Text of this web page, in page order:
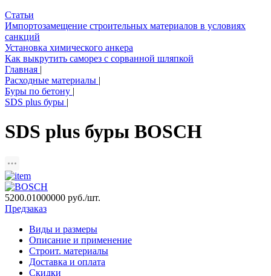
Статьи
Импортозамещение строительных материалов в условиях
санкций
Установка химического анкера
Как выкрутить саморез с сорванной шляпкой
Главная |
Расходные материалы |
Буры по бетону |
SDS plus буры |
SDS plus буры BOSCH
5200.01000000 руб./шт.
Предзаказ
Виды и размеры
Описание и применение
Строит. материалы
Доставка и оплата
Скидки